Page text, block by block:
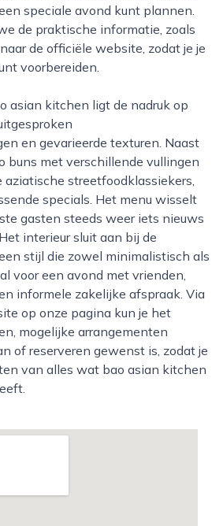
speciale avond kunt plannen.
de praktische informatie, zoals
de officiële website, zodat je je
voorbereiden.
en gevarieerde texturen. Naast
buns met verschillende vullingen
aziatische streetfoodklassiekers,
specials. Het menu wisselt
gasten steeds weer iets nieuws
interieur sluit aan bij de
stijl die zowel minimalistisch als
voor een avond met vrienden,
informele zakelijke afspraak. Via
op onze pagina kun je het
mogelijke arrangementen
of reserveren gewenst is, zodat je
van alles wat bao asian kitchen